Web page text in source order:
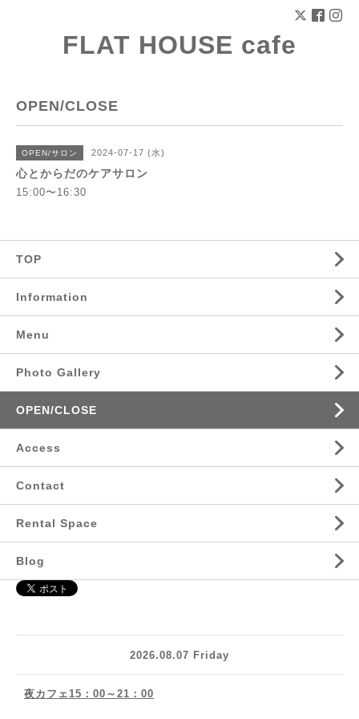
FLAT HOUSE cafe
OPEN/CLOSE
OPEN/サロン 2024-07-17 (水)
心とからだのケアサロン
15:00〜16:30
TOP
Information
Menu
Photo Gallery
OPEN/CLOSE
Access
Contact
Rental Space
Blog
2026.08.07 Friday
夜カフェ15：00～21：00